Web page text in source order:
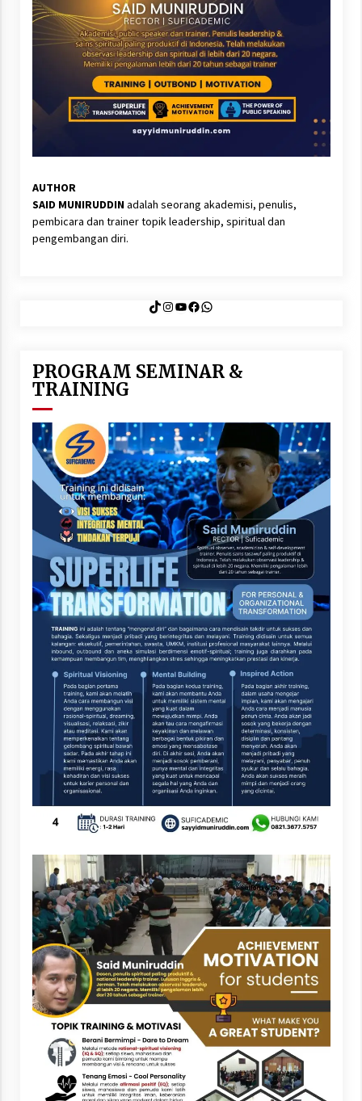
AUTHOR
SAID MUNIRUDDINadalah seorang akademisi, penulis,
pembicara dan trainer topik leadership, spiritual dan
pengembangan diri.
TikTok
Instagram
YouTube
Facebook
WhatsApp
PROGRAM SEMINAR &
TRAINING